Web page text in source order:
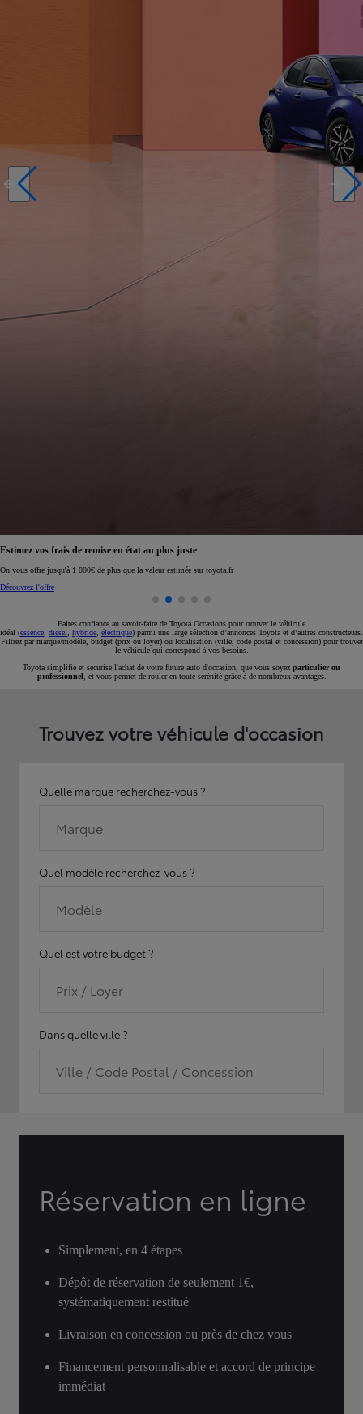
Réservez en ligne votre occasion pour 1€ seulement
Réservez en ligne
Faites confiance au savoir-faire de Toyota Occasions pour trouver le véhicule
idéal (essence diesel hybride électrique) parmi une large sélection d’annonces Toyota et d’autres constructeurs.
Filtrez par marque/modèle, budget (prix ou loyer) ou localisation (ville, code postal et concession) pour trouver
le véhicule qui correspond à vos besoins.
Toyota simplifie et sécurise l'achat de votre future auto d'occasion, que vous soyez particulier ou
professionnel , et vous permet de rouler en toute sérénité grâce à de nombreux avantages.
Trouvez votre véhicule d'occasion
Quelle marque recherchez-vous ?
Marque
Quel modèle recherchez-vous ?
Modèle
Quel est votre budget ?
Prix / Loyer
Dans quelle ville ?
Ville / Code Postal / Concession
Réservation en ligne
Simplement, en 4 étapes
Dépôt de réservation de seulement 1€,
systématiquement restitué
Livraison en concession ou près de chez vous
Financement personnalisable et accord de principe
immédiat